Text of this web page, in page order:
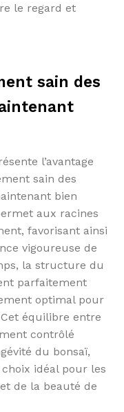
le regard et
sain des
l’avantage
sain des
bien
aux racines
favorisant ainsi
vigoureuse de
la structure du
parfaitement
optimal pour
équilibre entre
contrôlé
du bonsaï,
idéal pour les
de la beauté de